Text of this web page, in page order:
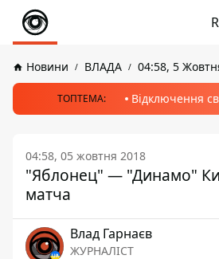
Новини ВЛАДА 04:58, 5
ТОПТЕМА: Відключення
04:58, 05 жовтня 2018
"Яблонец" — "Динамо"
матча
Влад Гарнаєв
ЖУРНАЛІСТ